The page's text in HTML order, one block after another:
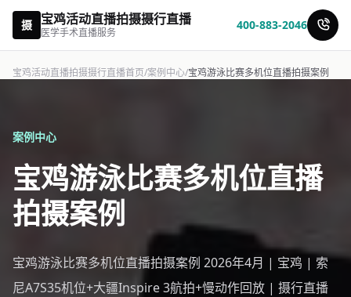
摄 宝鸡活动直播拍摄摄行直播
医学手术直播服务
400-883-2046
宝鸡活动直播拍摄摄行直播首页/案例中心/宝鸡游泳比赛多机位直播拍摄案例
案例中心
宝鸡游泳比赛多机位直播
拍摄案例
宝鸡游泳比赛多机位直播拍摄案例 2026年4月 | 宝鸡 | 索
尼A7S35机位+大疆Inspire 3航拍+慢动作回放 | 摄行直播